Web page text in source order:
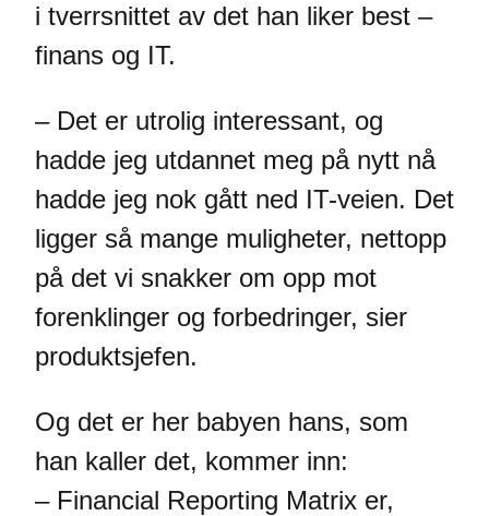
i tverrsnittet av det han liker best –
finans og IT.
– Det er utrolig interessant, og
hadde jeg utdannet meg på nytt nå
hadde jeg nok gått ned IT-veien. Det
ligger så mange muligheter, nettopp
på det vi snakker om opp mot
forenklinger og forbedringer, sier
produktsjefen.
Og det er her babyen hans, som
han kaller det, kommer inn:
– Financial Reporting Matrix er,